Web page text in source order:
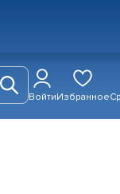
ВойтиИзбранное